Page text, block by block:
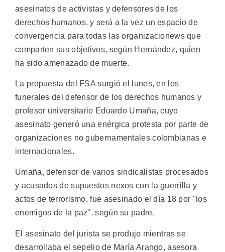
asesinatos de activistas y defensores de los
derechos humanos, y será a la vez un espacio de
convergencia para todas las organizacionews que
comparten sus objetivos, según Hernández, quien
ha sido amenazado de muerte.
La propuesta del FSA surgió el lunes, en los
funerales del defensor de los derechos humanos y
profesor universitario Eduardo Umaña, cuyo
asesinato generó una enérgica protesta por parte de
organizaciones no gubernamentales colombianas e
internacionales.
Umaña, defensor de varios sindicalistas procesados
y acusados de supuestos nexos con la guerrilla y
actos de terrorismo, fue asesinado el día 18 por "los
enemigos de la paz", según su padre.
El asesinato del jurista se produjo mientras se
desarrollaba el sepelio de María Arango, asesora